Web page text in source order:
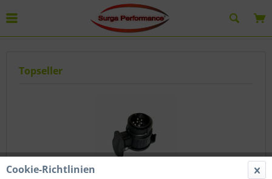
Anhängeradapter
Topseller
Cookie-Richtlinien